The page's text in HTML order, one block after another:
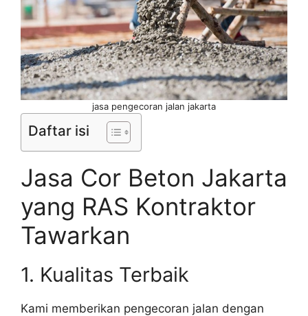
jasa pengecoran jalan jakarta
Daftar isi
Jasa Cor Beton Jakarta
yang RAS Kontraktor
Tawarkan
1. Kualitas Terbaik
Kami memberikan pengecoran jalan dengan